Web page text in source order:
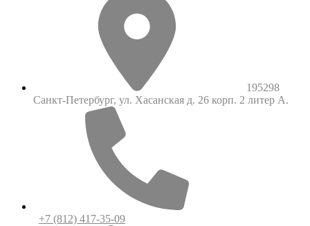
195298
Санкт-Петербург, ул. Хасанская д. 26 корп. 2 литер А.
+7 (812) 417-35-09